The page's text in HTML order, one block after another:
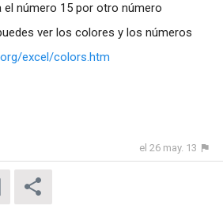
número 15 por otro número
ver los colores y los números
excel/colors.htm
el 26 may. 13